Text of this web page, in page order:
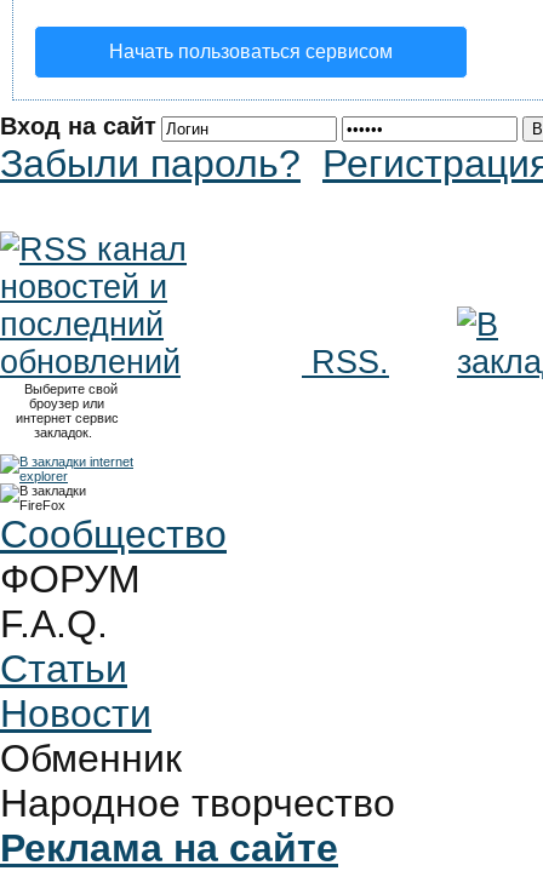
Начать пользоваться сервисом
Вход на сайт
Забыли пароль?
RSS.
Выберите свой
броузер или
интернет сервис
закладок.
Сообщество
ФОРУМ
F.A.Q.
Статьи
Новости
Обменник
Народное творчество
Реклама на сайте